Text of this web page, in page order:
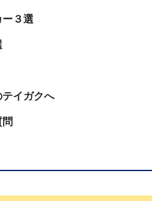
３選
イガクへ